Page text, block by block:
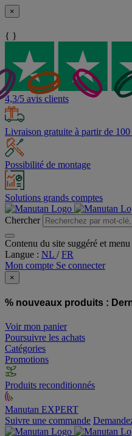
×
{ }
4,3/5 avis clients
Livraison gratuite à partir de 100
Possibilité de montage
Solutions grands comptes
Chercher
Contenu du site suggéré et
Langue : NL /FR
Mon compte Se connecter
×
% nouveaux produits :
Voir mon panier
Poursuivre les achats
Catégories
Promotions
Produits reconditionnés
Manutan EXPERT
Suivre une commande